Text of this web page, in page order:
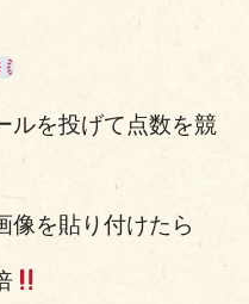
ルを投げて点数を競
像を貼り付けたら